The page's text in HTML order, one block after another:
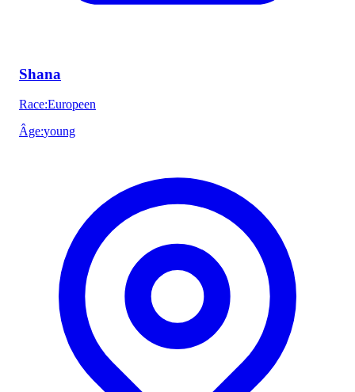
Shana
Race:Europeen
Âge:young